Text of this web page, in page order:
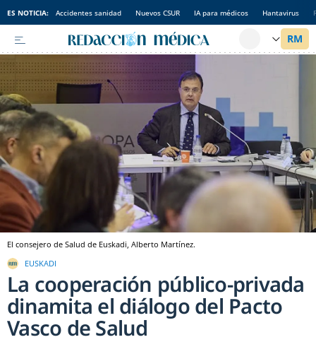
ES NOTICIA: Accidentes sanidad Nuevos CSUR IA para médicos Hantavirus
El consejero de Salud de Euskadi, Alberto Martínez.
EUSKADI
La cooperación público-privada
dinamita el diálogo del Pacto
Vasco de Salud